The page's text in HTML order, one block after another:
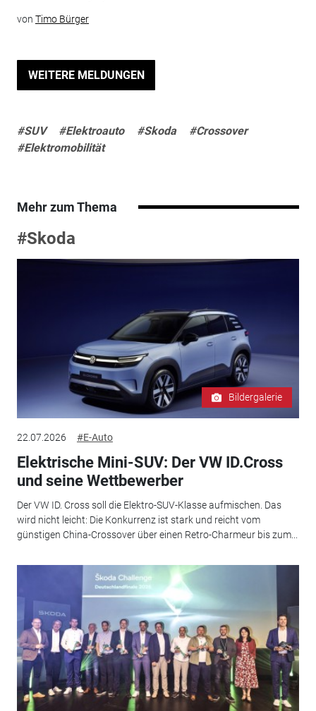
von Timo Bürger
WEITERE MELDUNGEN
#SUV #Elektroauto #Skoda
#Crossover
#Elektromobilität
Mehr zum Thema
#Skoda
Bildergalerie
22.07.2026 #E-Auto
Elektrische Mini-SUV: Der VW ID.Cross
und seine Wettbewerber
Der VW ID. Cross soll die Elektro-SUV-Klasse aufmischen. Das
wird nicht leicht: Die Konkurrenz ist stark und reicht vom
günstigen China-Crossover über einen Retro-Charmeur bis zum...